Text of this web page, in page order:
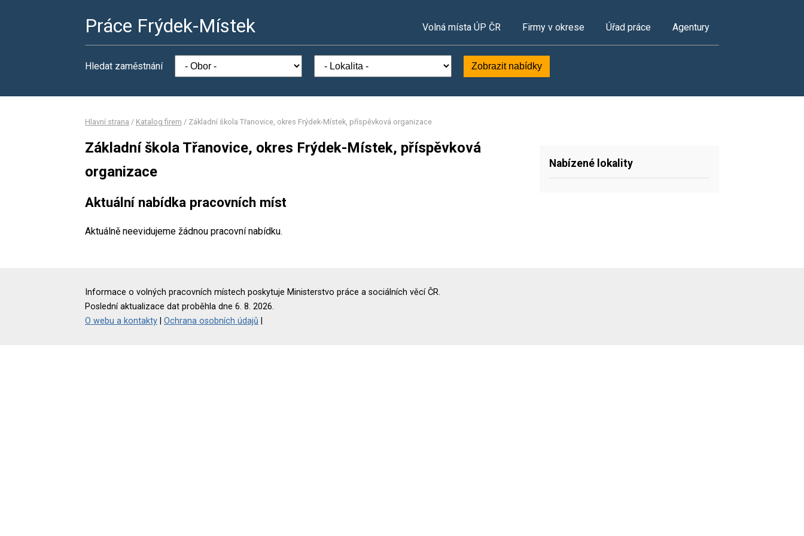
Práce Frýdek-Místek Volná místa ÚP ČR Firmy v okrese Úřad práce Agentury
Hledat zaměstnání Zobrazit nabídky
Hlavní strana / Katalog firem / Základní škola Třanovice, okres Frýdek-Místek, příspěvková organizace
Základní škola Třanovice, okres Frýdek-Místek, příspěvková
organizace
Aktuální nabídka pracovních míst
Aktuálně neevidujeme žádnou pracovní nabídku.
Nabízené lokality
Informace o volných pracovních místech poskytuje Ministerstvo práce a sociálních věcí ČR.
Poslední aktualizace dat proběhla dne 6. 8. 2026.
O webu a kontakty
Ochrana osobních údajů